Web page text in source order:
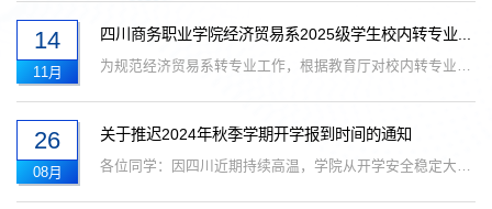
14
11月
四川商务职业学院经济贸易系2025级学生校内转专业...
26
08月
关于推迟2024年秋季学期开学报到时间的通知